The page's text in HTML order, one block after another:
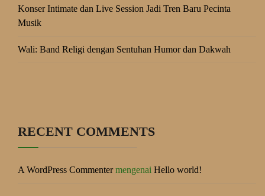
Konser Intimate dan Live Session Jadi Tren Baru Pecinta
Musik
Wali: Band Religi dengan Sentuhan Humor dan Dakwah
RECENT COMMENTS
A WordPress Commentermengenai Hello world!